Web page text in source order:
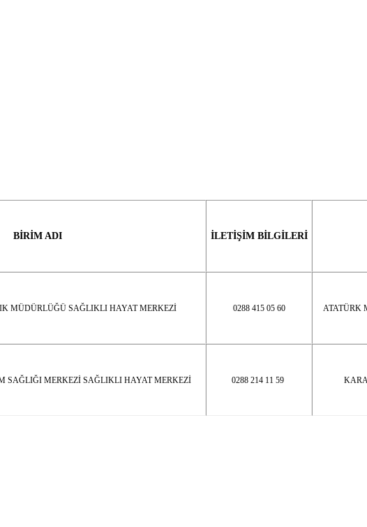
BİRİM ADI İLETİŞİM BİLGİLERİ
MÜDÜRLÜĞÜ SAĞLIKLI HAYAT MERKEZİ 0288 415 05 60 ATATÜRK
SAĞLIĞI MERKEZİ SAĞLIKLI HAYAT MERKEZİ 0288 214 11 59